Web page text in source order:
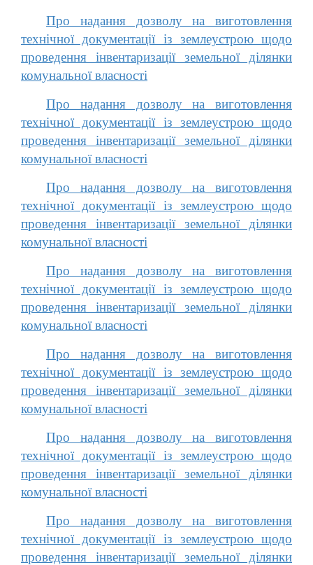
Про надання дозволу на виготовлення
технічної документації із землеустрою щодо
проведення інвентаризації земельної ділянки
комунальної власності
Про надання дозволу на виготовлення
технічної документації із землеустрою щодо
проведення інвентаризації земельної ділянки
комунальної власності
Про надання дозволу на виготовлення
технічної документації із землеустрою щодо
проведення інвентаризації земельної ділянки
комунальної власності
Про надання дозволу на виготовлення
технічної документації із землеустрою щодо
проведення інвентаризації земельної ділянки
комунальної власності
Про надання дозволу на виготовлення
технічної документації із землеустрою щодо
проведення інвентаризації земельної ділянки
комунальної власності
Про надання дозволу на виготовлення
технічної документації із землеустрою щодо
проведення інвентаризації земельної ділянки
комунальної власності
Про надання дозволу на виготовлення
технічної документації із землеустрою щодо
проведення інвентаризації земельної ділянки